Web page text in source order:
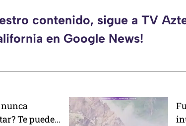
contenido, sigue a TV
en Google News!
nunca
Te pueden